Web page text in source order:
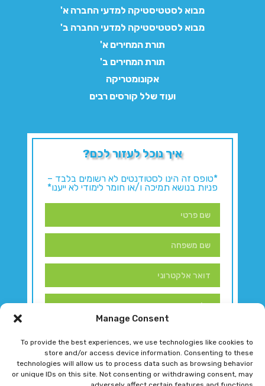
Manage Consent
To provide the best experiences, we use technologies like cookies to
store and/or access device information. Consenting to these
technologies will allow us to process data such as browsing behavior
or unique IDs on this site. Not consenting or withdrawing consent, may
מבוא לסטטיסטיקה למדעי החברה א'
מבוא לסטטיסטיקה למדעי החברה ב'
תורת המחירים א'
תורת המחירים ב'
אקונומטריקה
ועוד שלל קורסים רבים
איך נוכל לעזור לכם?
*טופס זה הינו לסטודנטים לא רשומים בלבד –
פניות בנושא תמיכה ו/או חומר לימודי לא ייענו*